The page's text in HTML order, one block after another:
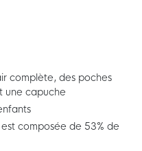
complète, des poches
une capuche
composée de 53% de